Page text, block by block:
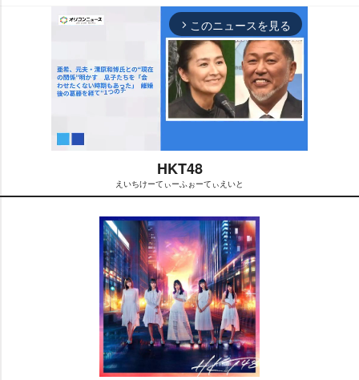
arrow_forward_ios このニュースを見る
M
t
e
HKT48
えいちけーてぃーふぉーてぃえいと